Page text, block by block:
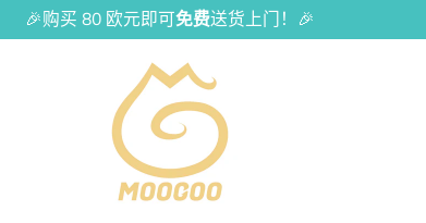
🎉购买 80 欧元即可免费送货上门！🎉